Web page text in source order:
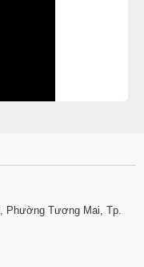
Phường Tương Mai, Tp.